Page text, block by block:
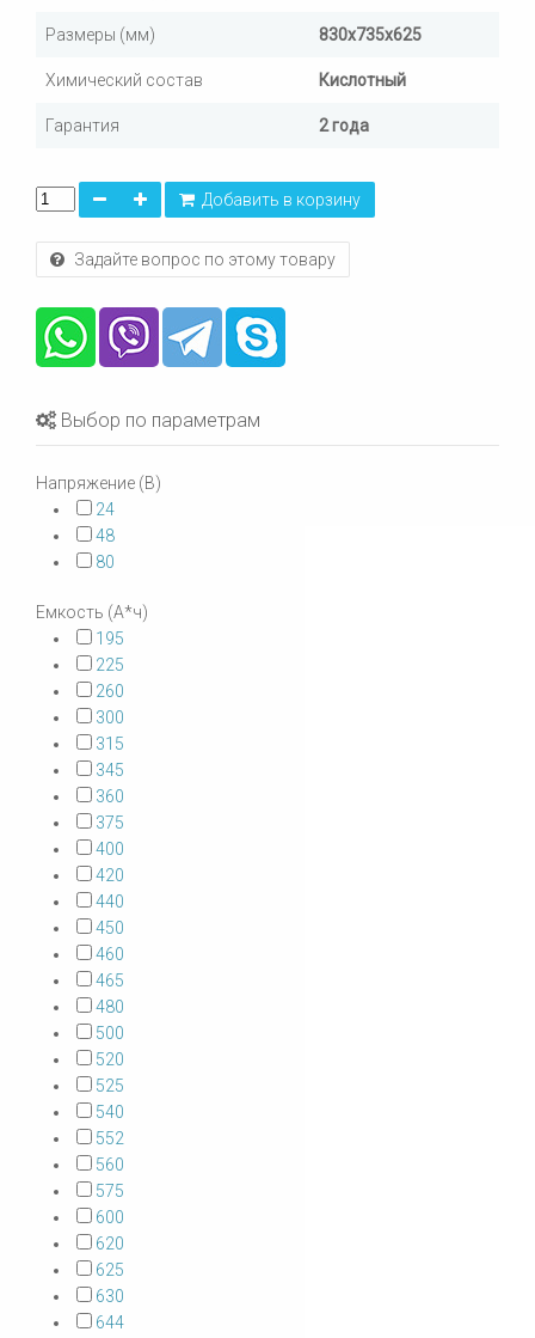
Размеры (мм) 830х735х625
Химический состав Кислотный
Гарантия 2 года
Добавить в корзину
Задайте вопрос по этому товару
Выбор по параметрам
Напряжение (В)
24
48
80
Емкость (А*ч)
195
225
260
300
315
345
360
375
400
420
440
450
460
465
480
500
520
525
540
552
560
575
600
620
625
630
644